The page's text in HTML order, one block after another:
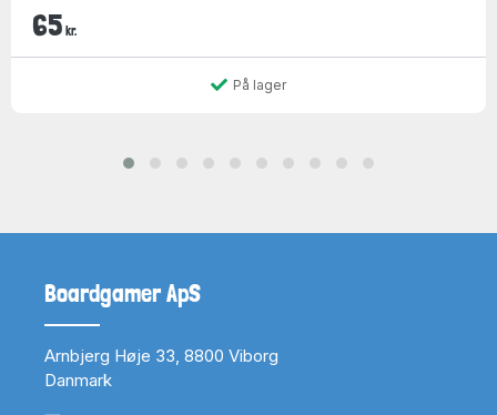
65 kr.
På lager
Boardgamer ApS
Arnbjerg Høje 33, 8800 Viborg
Danmark